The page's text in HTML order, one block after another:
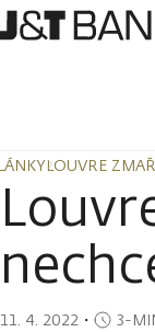
LOUVRE
LOUVRE
11. 4. 2022 ・ 3-